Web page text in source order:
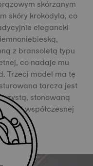
skórzanym
skóry krokodyla, co
elegancki
z bransoletą typu
co nadaje mu
Trzeci model ma tę
tarcza jest
stonowaną
i współczesnej